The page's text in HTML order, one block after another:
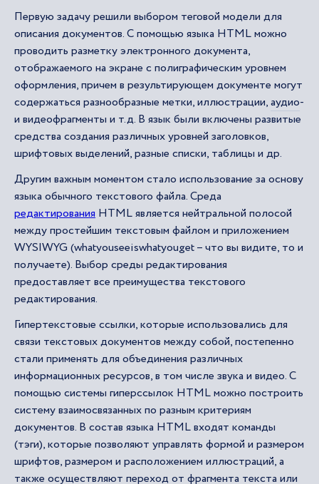
Первую задачу решили выбором теговой модели для
описания документов. С помощью языка HTML можно
проводить разметку электронного документа,
отображаемого на экране с полиграфическим уровнем
оформления, причем в результирующем документе могут
содержаться разнообразные метки, иллюстрации,аудио-
и видеофрагменты и т.д. В язык были включены развитые
средства создания различных уровней заголовков,
шрифтовых выделений, разные списки, таблицы и др.
Другим важным моментом стало использование за основу
языка обычного текстового файла. Среда
редактирования HTML является нейтральной полосой
между простейшим текстовым файлом и приложением
WYSIWYG (whatyouseeiswhatyouget – что вы видите, то и
получаете). Выбор среды редактирования
предоставляет все преимущества текстового
редактирования.
Гипертекстовые ссылки, которые использовались для
связи текстовых документов между собой, постепенно
стали применять для объединения различных
информационных ресурсов, в том числе звука и видео. С
помощью системы гиперссылок HTML можно построить
систему взаимосвязанных по разным критериям
документов. В состав языка HTML входят команды
(тэги), которые позволяют управлять формой и размером
шрифтов, размером и расположением иллюстраций, а
также осуществляют переход от фрагмента текста или